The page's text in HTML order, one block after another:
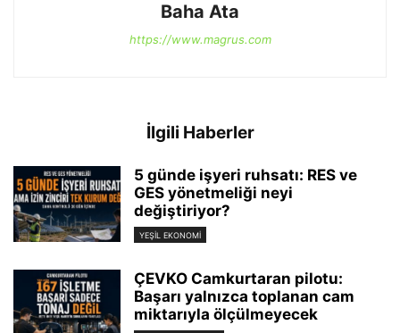
Baha Ata
https://www.magrus.com
İlgili Haberler
5 günde işyeri ruhsatı: RES ve
GES yönetmeliği neyi
değiştiriyor?
YEŞIL EKONOMI
ÇEVKO Camkurtaran pilotu:
Başarı yalnızca toplanan cam
miktarıyla ölçülmeyecek